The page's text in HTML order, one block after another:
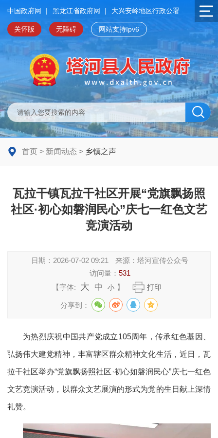
中国政府网 | 黑龙江省政府网 | 大兴安岭地区行政公署
关怀版 无障碍 网站支持Ipv6
首页 > 新闻动态 > 乡镇之声
瓦拉干镇瓦拉干社区开展“党旗飘扬照
社区·初心如磐润民心”庆七一红色文艺
竞演活动
日期： 2026-07-02 09:21 来源：塔河宣传公众号
访问量： 531
【字体:
大 中 小 】 打印
分享到：
为热烈庆祝中国共产党成立105周年，传承红色基因、
弘扬伟大建党精神，丰富辖区群众精神文化生活，近日，瓦
拉干社区举办“党旗飘扬照社区·初心如磐润民心”庆七一红色
文艺竞演活动，以群众文艺展演的形式为党的生日献上深情
礼赞。